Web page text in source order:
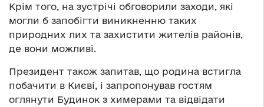
Крім того, на зустрічі обговорили заходи, які
могли б запобігти виникненню таких
природних лих та захистити жителів районів,
де вони можливі.
Президент також запитав, що родина встигла
побачити в Києві, і запропонував гостям
оглянути Будинок з химерами та відвідати